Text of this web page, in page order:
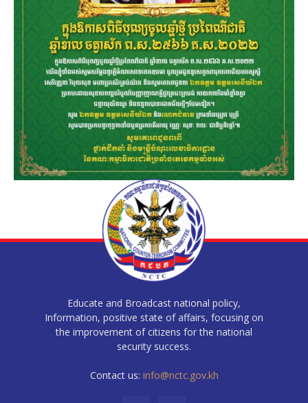
Educate and Broadcast national policy,
Information, positive state of affairs, focusing on
the improvement of citizens for the national
security success.
Contact us: info@nctc.gov.kh